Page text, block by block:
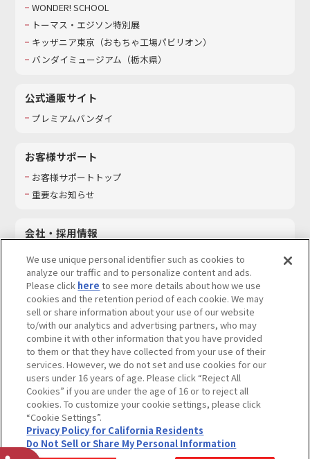
WONDER! SCHOOL
トーマス・エジソン特別展
キッザニア東京（おもちゃ工場パビリオン）​
バンダイミュージアム（栃木県）
公式通販サイト
プレミアムバンダイ
お客様サポート
お客様サポートトップ
重要なお知らせ
会社・採用情報
採用情報
サステナビリティ
お問い合わせ
ウェブサイトご利用条件 ソーシャルメディアポリシー
個人情報及び特定個人情報等の取り扱いに関する保護方針
Do Not Sell or Share My Personal Information著作権・商標について
カスタマーハラスメントに対する基本的な対応方針
We use unique personal identifier such as cookies to
analyze our traffic and to personalize content and ads.
Please click here to see more details about how we use
cookies and the retention period of each cookie. We may
sell or share information about your use of our website
to/with our analytics and advertising partners, who may
combine it with other information that you have provided
to them or that they have collected from your use of their
services. However, we do not set and use cookies for our
users under 16 years of age. Please click “Reject All
Cookies” if you are under the age of 16 or to reject all
cookies. To customize your cookie settings, please click
“Cookie Settings”.
Privacy Policy for California Residents
Do Not Sell or Share My Personal Information